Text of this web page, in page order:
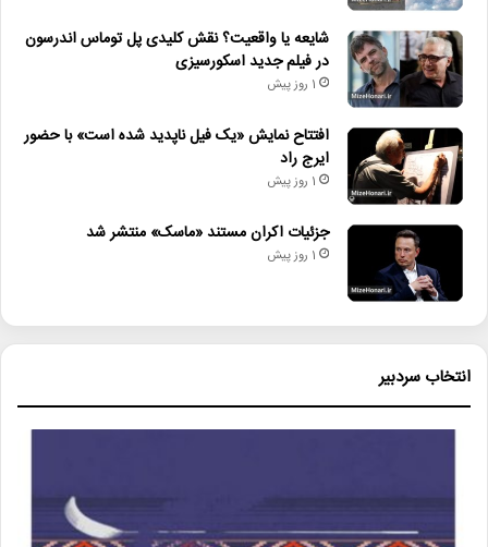
شایعه یا واقعیت؟ نقش کلیدی پل توماس اندرسون
در فیلم جدید اسکورسیزی
1 روز پیش
افتتاح نمایش «یک فیل ناپدید شده است» با حضور
ایرج راد
1 روز پیش
جزئیات اکران مستند «ماسک» منتشر شد
1 روز پیش
انتخاب سردبیر